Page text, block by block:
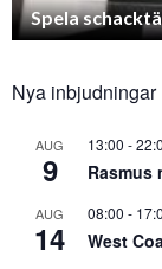
Spela
Nya inbjudningar
AUG
9
13:00 -
Rasmus
AUG
14
08:00 -
West